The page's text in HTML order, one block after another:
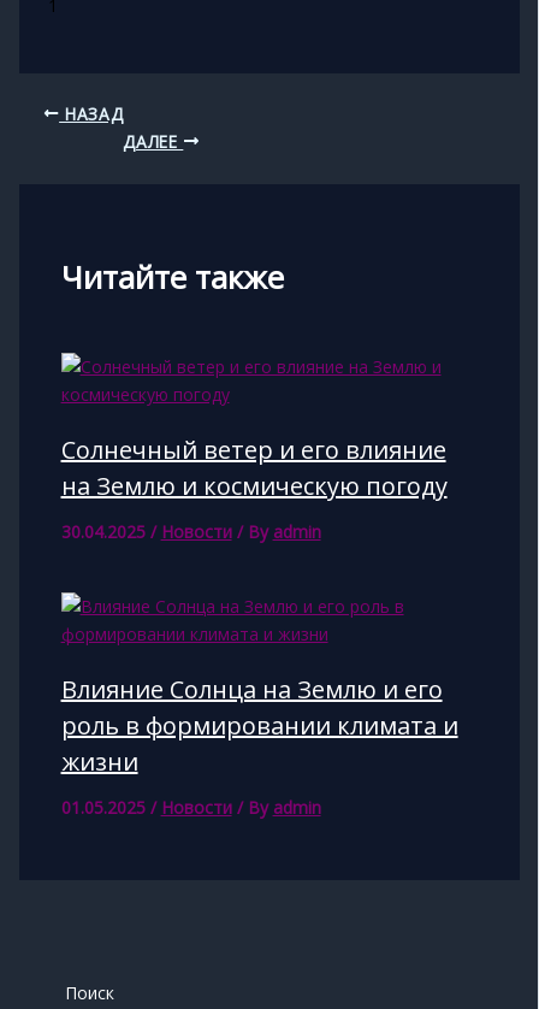
1
НАЗАД
ДАЛЕЕ
Читайте также
Солнечный ветер и его влияние
на Землю и космическую погоду
30.04.2025 / Новости/ By admin
Влияние Солнца на Землю и его
роль в формировании климата и
жизни
01.05.2025 / Новости/ By admin
Поиск